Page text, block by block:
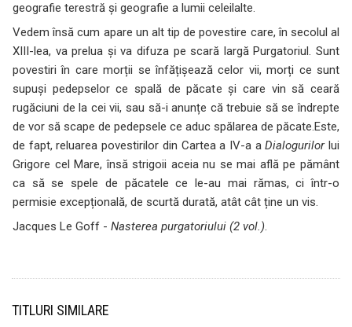
geografie terestră și geografie a lumii celeilalte.
Vedem însă cum apare un alt tip de povestire care, în secolul al
XIII-lea, va prelua și va difuza pe scară largă Purgatoriul. Sunt
povestiri în care morții se înfățișează celor vii, morți ce sunt
supuși pedepselor ce spală de păcate și care vin să ceară
rugăciuni de la cei vii, sau să-i anunțe că trebuie să se îndrepte
de vor să scape de pedepsele ce aduc spălarea de păcate.Este,
de fapt, reluarea povestirilor din Cartea a IV-a aDialogurilorlui
Grigore cel Mare, însă strigoii aceia nu se mai află pe pământ
ca să se spele de păcatele ce le-au mai rămas, ci într-o
permisie excepțională, de scurtă durată, atât cât ține un vis.
Jacques Le Goff - Nasterea purgatoriului (2 vol.).
TITLURI SIMILARE